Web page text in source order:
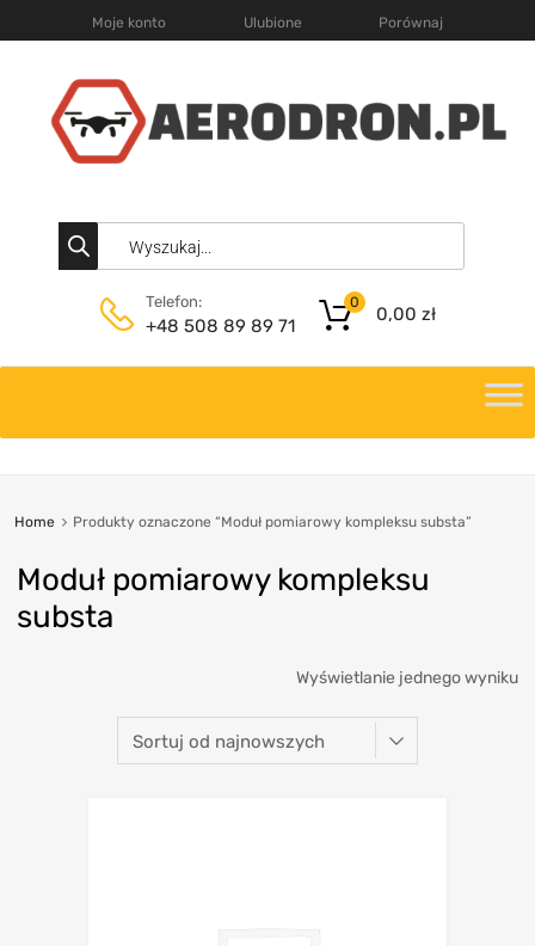
Moje konto Ulubione Porównaj
Telefon:
+48 508 89 89 71
0,00 zł
0
Home Produkty oznaczone “Moduł pomiarowy kompleksu substa”
Moduł pomiarowy kompleksu
substa
Wyświetlanie jednego wyniku